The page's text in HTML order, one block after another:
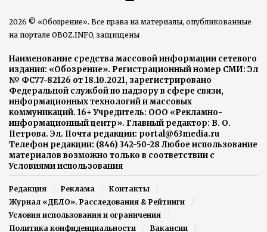
2026 © «Обозрение». Все права на материалы, опубликованные
на портале OBOZ.INFO, защищены
Наименование средства массовой информации сетевого
издания: «Обозрение». Регистрационный номер СМИ: Эл
№ ФС77-82126 от 18.10.2021, зарегистрировано
Федеральной службой по надзору в сфере связи,
информационных технологий и массовых
коммуникаций. 16+ Учредитель: ООО «Рекламно-
информационный центр». Главный редактор: В. О.
Петрова. Эл. Почта редакции: portal@63media.ru
Телефон редакции: (846) 342-50-28 Любое использование
материалов возможно только в соответствии с
Условиями использования
Редакция Реклама
Контакты
Журнал «ДЕЛО». Расследования & Рейтинги
Условия использования и ограничения
Политика конфиденциальности
Вакансии